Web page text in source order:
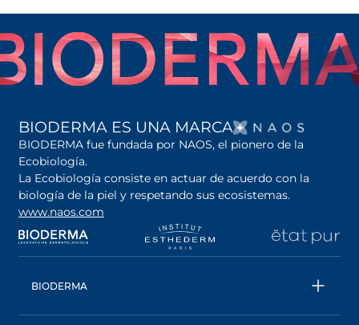
BIODERMA ES UNA MARCA SE
BIODERMA fue fundada por NAOS, el pionero de la
Ecobiología.
La Ecobiología consiste en actuar de acuerdo con la
biología de la piel y respetando sus ecosistemas.
www.naos.com
se abre en una pestaña nueva
se abre en una
BIODERMA